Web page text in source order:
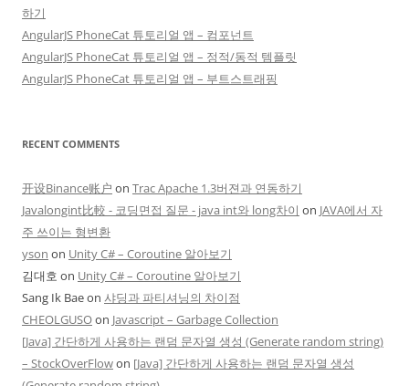
하기
AngularJS PhoneCat 튜토리얼 앱 – 컴포넌트
AngularJS PhoneCat 튜토리얼 앱 – 정적/동적 템플릿
AngularJS PhoneCat 튜토리얼 앱 – 부트스트래핑
RECENT COMMENTS
开设Binance账户 on Trac Apache 1.3버젼과 연동하기
Javalongint比較 - 코딩면접 질문 - java int와 long차이 on JAVA에서 자
주 쓰이는 형변환
yson on Unity C# – Coroutine 알아보기
김대호 on Unity C# – Coroutine 알아보기
Sang Ik Baeon 샤딩과 파티셔닝의 차이점
CHEOLGUSOon Javascript – Garbage Collection
[Java] 간단하게 사용하는 랜덤 문자열 생성 (Generate random string)
– StockOverFlowon [Java] 간단하게 사용하는 랜덤 문자열 생성